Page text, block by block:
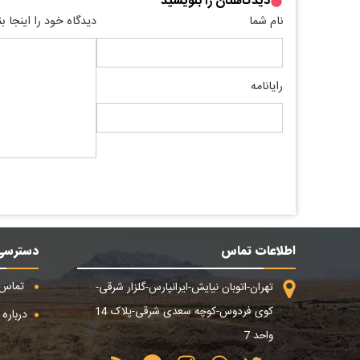
نام شما
رایانامه
دیدگاه خود را اینجا
اطلاعات تماس
تهران-اتوبان نیایش-ایرانپارس-گلزار شرقی-
کوی فردوس-کوچه سعدی شرقی-پلاک 14
واحد 7
تماس